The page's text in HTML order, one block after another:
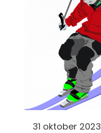
31 oktober 2023